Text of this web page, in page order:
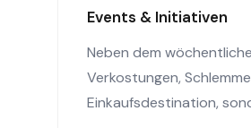
Events & Initiativen
Neben dem
Verkostungen,
Einkaufsdestination,